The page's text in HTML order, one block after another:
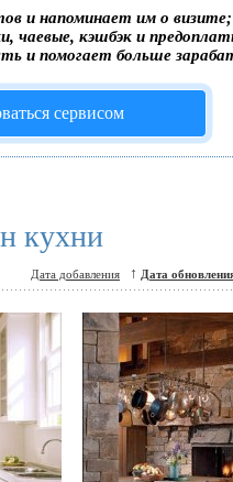
и напоминает им о визите;
чаевые, кэшбэк и
и помогает больше
сервисом
кухни
Дата добавления ↑ Дата